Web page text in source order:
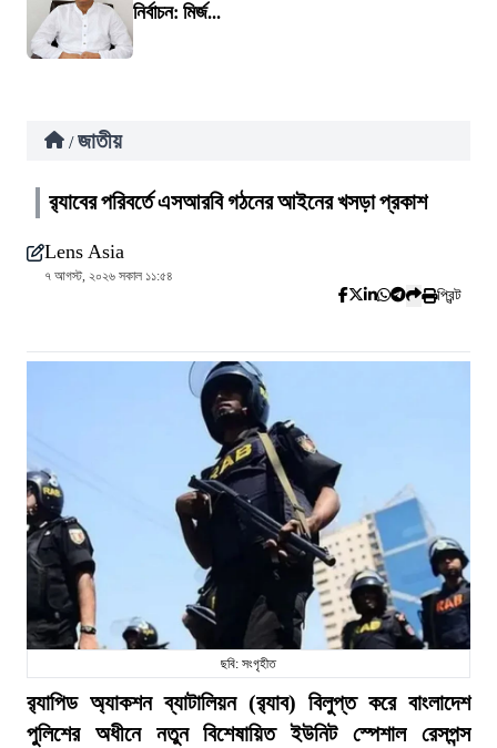
নির্বাচন: মির্জ...
/ জাতীয়
র‍্যাবের পরিবর্তে এসআরবি গঠনের আইনের খসড়া প্রকাশ
Lens Asia
৭ আগস্ট, ২০২৬ সকাল ১১:৫৪
প্রিন্ট
ছবি: সংগৃহীত
র‍্যাপিড অ্যাকশন ব্যাটালিয়ন (র‍্যাব) বিলুপ্ত করে বাংলাদেশ
পুলিশের অধীনে নতুন বিশেষায়িত ইউনিট স্পেশাল রেসপন্স